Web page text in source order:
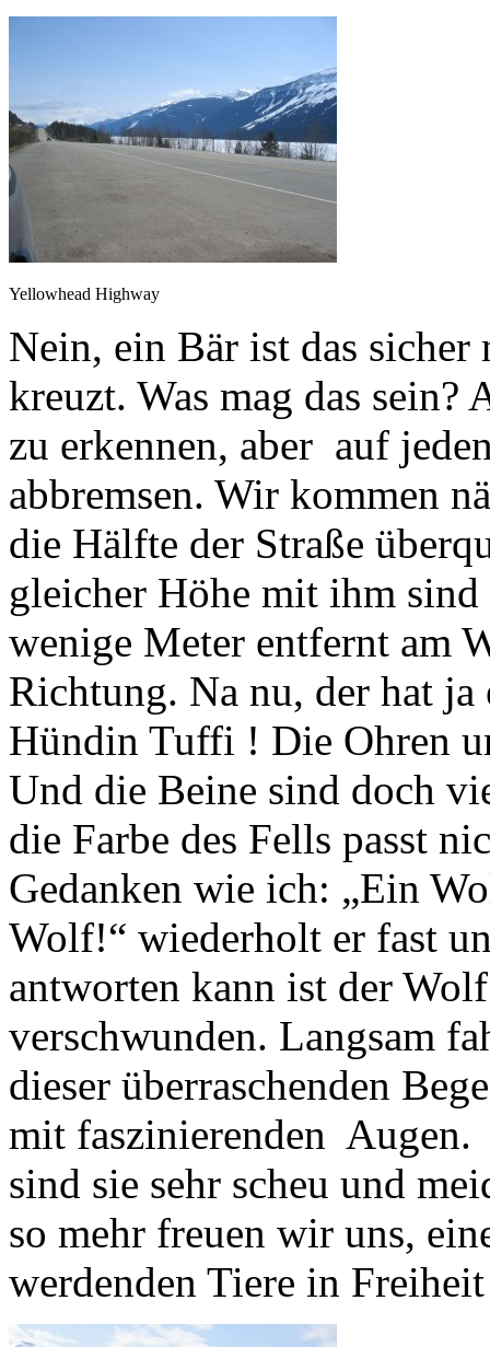
Yellowhead Highway
Nein, ein Bär ist das sicher
kreuzt. Was mag das
zu erkennen, aber auf
abbremsen. Wir kommen
die Hälfte der Straße
gleicher Höhe mit ihm sind
wenige Meter entfernt am
Richtung. Na nu, der hat
Hündin Tuffi ! Die Ohren
Und die Beine sind doch
die Farbe des Fells passt
Gedanken wie ich: „Ein
Wolf!“ wiederholt er fast
antworten kann ist der
verschwunden. Langsam
dieser überraschenden
mit faszinierenden
sind sie sehr scheu und
so mehr freuen wir uns,
werdenden Tiere in